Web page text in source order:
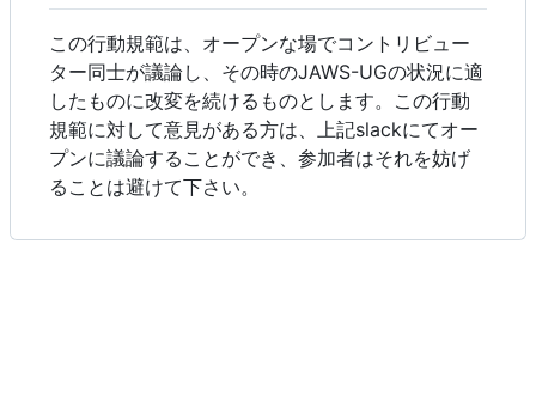
この行動規範は、オープンな場でコントリビュー
ター同士が議論し、その時のJAWS-UGの状況に適
したものに改変を続けるものとします。この行動
規範に対して意見がある方は、上記slackにてオー
プンに議論することができ、参加者はそれを妨げ
ることは避けて下さい。